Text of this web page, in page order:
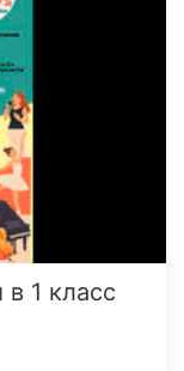
1 класс